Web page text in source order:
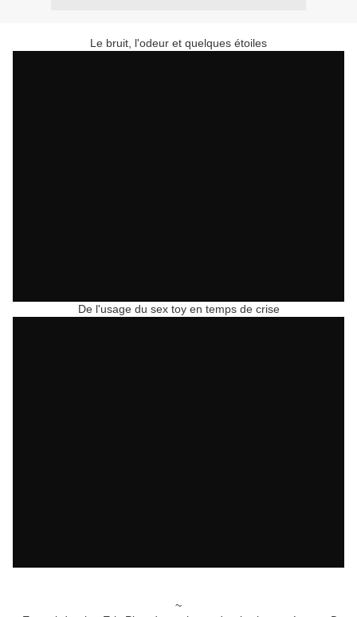
Le bruit, l'odeur et quelques étoiles
De l'usage du sex toy en temps de crise
~